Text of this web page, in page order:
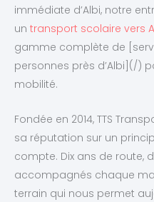
immédiate d’Albi, notre
un transport scolaire vers
gamme complète de
personnes près d’Albi](/)
mobilité.
Fondée en 2014, TTS
sa réputation sur un
compte. Dix ans de route,
accompagnés chaque
terrain qui nous permet